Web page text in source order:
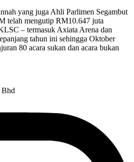
yang juga Ahli Parlimen Segambut
telah mengutip RM10.647 juta
– termasuk Axiata Arena dan
tahun ini sehingga Oktober
80 acara sukan dan acara bukan